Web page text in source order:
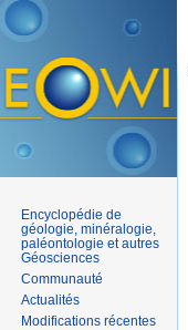
Encyclopédie de
géologie, minéralogie,
paléontologie et autres
Géosciences
Communauté
Actualités
Modifications récentes